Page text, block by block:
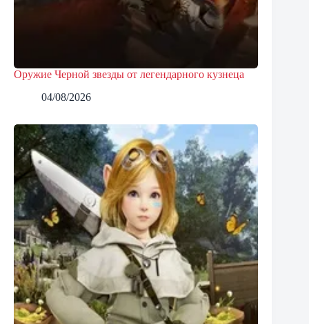
Оружие Черной звезды от легендарного кузнеца
04/08/2026